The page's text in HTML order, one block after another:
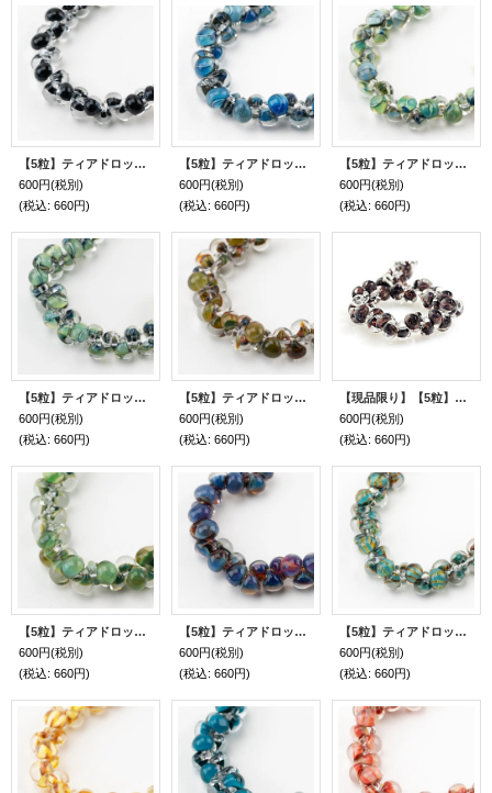
【5粒】ティアドロップビーズ 【Black Sea】
600円(税別)
(税込: 660円)
【5粒】ティアドロップビーズ 【Blue】
600円(税別)
(税込: 660円)
【5粒】ティアドロップビーズ 【Multi Forest】
600円(税別)
(税込: 660円)
【5粒】ティアドロップビーズ 【Olivegreen】
600円(税別)
(税込: 660円)
【5粒】ティアドロップビーズ 【Spring Green】
600円(税別)
(税込: 660円)
【現品限り】【5粒】ティアドロップビーズ 【Mystery Red】
600円(税別)
(税込: 660円)
【5粒】ティアドロップビーズ 【Reptile Green】
600円(税別)
(税込: 660円)
【5粒】ティアドロップビーズ 【Evening Sky】
600円(税別)
(税込: 660円)
【5粒】ティアドロップビーズ 【Green Exotic Aqua】
600円(税別)
(税込: 660円)